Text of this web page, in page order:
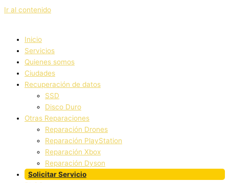
Ir al contenido
Inicio
Servicios
Quienes somos
Ciudades
Recuperación de datos
SSD
Disco Duro
Otras Reparaciones
Reparación Drones
Reparación PlayStation
Reparación Xbox
Reparación Dyson
Solicitar Servicio